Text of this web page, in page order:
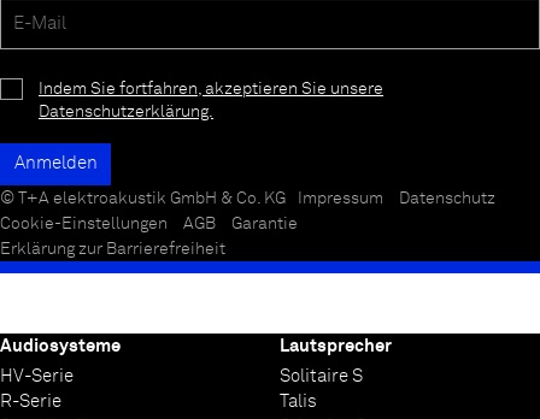
Indem Sie fortfahren, akzeptieren Sie unsere
Datenschutzerklärung.
© T+A elektroakustik GmbH & Co. KG Impressum
Datenschutz
Cookie-Einstellungen
AGB
Garantie
Erklärung zur Barrierefreiheit
Audiosysteme
HV-Serie
R-Serie
Lautsprecher
Solitaire S
Talis